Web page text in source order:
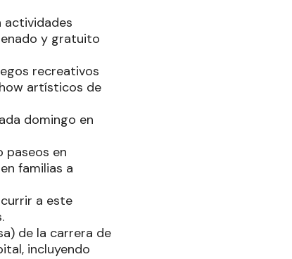
actividades
y gratuito
recreativos
artísticos de
domingo en
paseos en
familias a
a este
de la carrera de
incluyendo